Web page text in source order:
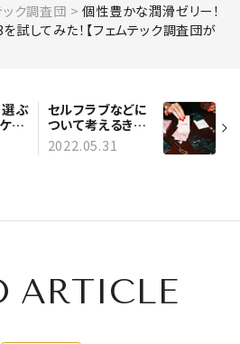
ック調査団
個性豊かな潤滑ゼリー！
試してみた！【フェムテック調査団が
ぶ
ー
談
セルフラブなどに
ついて考えるきっ
かけに！
LimLoveのコミ
調査団が行く
2022.05.31
ARTICLE